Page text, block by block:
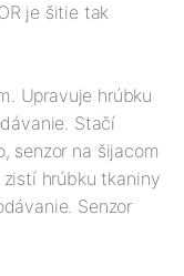
je šitie tak
Upravuje hrúbku
Stačí
senzor na šijacom
zistí hrúbku tkaniny
Senzor